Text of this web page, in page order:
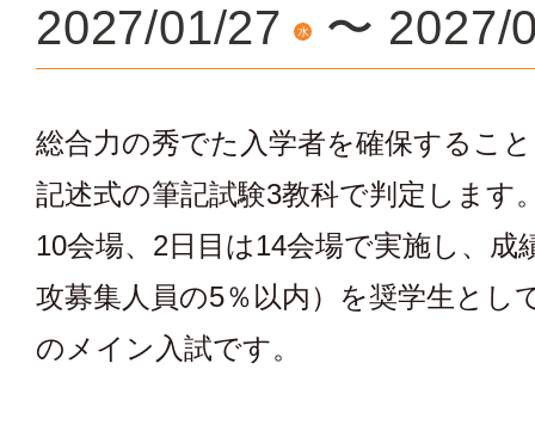
2027/01/27 水 〜 2027/
総合力の秀でた入学者を確保するこ
記述式の筆記試験3教科で判定します
10会場、2日目は14会場で実施し、成
攻募集人員の5％以内）を奨学生とし
のメイン入試です。